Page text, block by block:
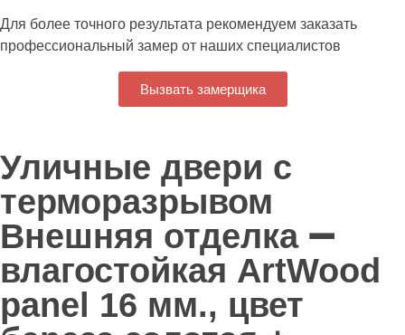
Для более точного результата рекомендуем заказать
профессиональный замер от наших специалистов
Вызвать замерщика
Уличные двери с
терморазрывом
Внешняя отделка ➖
влагостойкая ArtWood
panel 16 мм., цвет